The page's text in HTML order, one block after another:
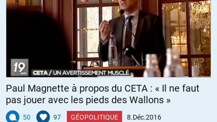
Paul Magnette à propos du CETA : « Il ne faut
pas jouer avec les pieds des Wallons »
50 97 GÉOPOLITIQUE 8.Déc.2016